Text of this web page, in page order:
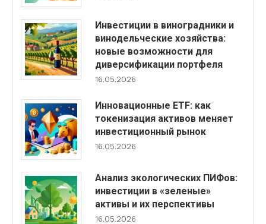
Инвестиции в виноградники и
винодельческие хозяйства:
новые возможности для
диверсификации портфеля
16.05.2026
Инновационные ETF: как
токенизация активов меняет
инвестиционный рынок
16.05.2026
Анализ экологических ПИФов:
инвестиции в «зеленые»
активы и их перспективы
16.05.2026